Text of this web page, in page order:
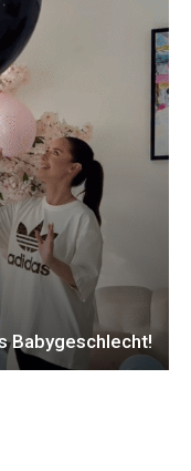
Babygeschlecht!